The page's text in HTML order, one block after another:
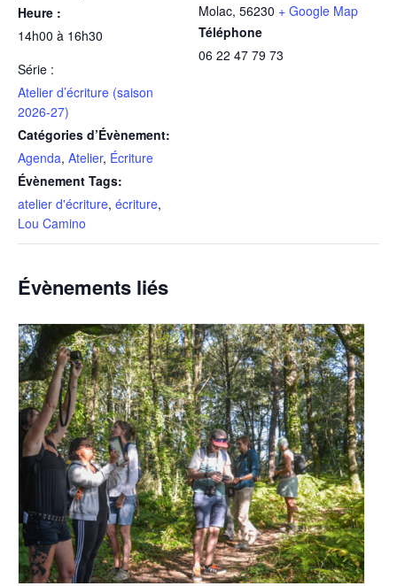
Heure :
14h00 à 16h30
Série :
Atelier d’écriture (saison
2026-27)
Catégories d’Évènement:
Agenda, Atelier, Écriture
Évènement Tags:
atelier d'écriture, écriture,
Lou Camino
Molac, 56230 + Google Map
Téléphone
06 22 47 79 73
Évènements liés